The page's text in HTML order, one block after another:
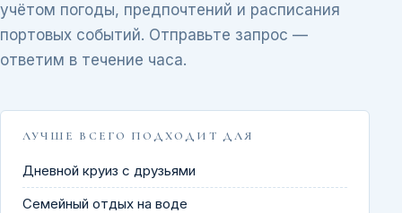
учётом погоды, предпочтений и расписания
портовых событий. Отправьте запрос —
ответим в течение часа.
ЛУЧШЕ ВСЕГО ПОДХОДИТ ДЛЯ
Дневной круиз с друзьями
Семейный отдых на воде